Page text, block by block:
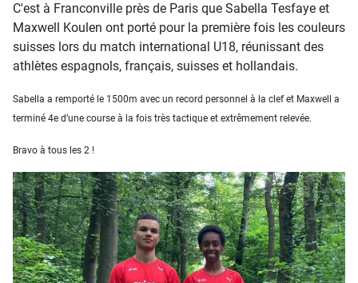
C'est à Franconville près de Paris que Sabella Tesfaye et
Maxwell Koulen ont porté pour la première fois les couleurs
suisses lors du match international U18, réunissant des
athlètes espagnols, français, suisses et hollandais.
Sabella a remporté le 1500m avec un record personnel à la clef et Maxwell a
terminé 4e d’une course à la fois très tactique et extrêmement relevée.
Bravo à tous les 2 !